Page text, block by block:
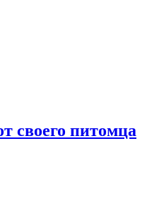
своего питомца